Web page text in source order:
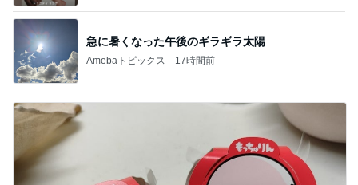
急に暑くなった午後のギラギラ太陽
Amebaトピックス 17時間前